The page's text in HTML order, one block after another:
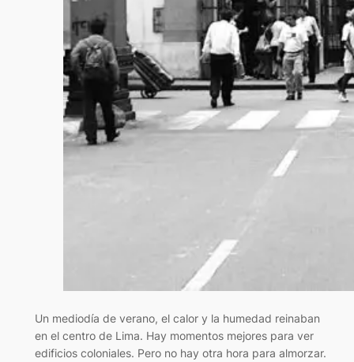
Un mediodía de verano, el calor y la humedad reinaban
en el centro de Lima. Hay momentos mejores para ver
edificios coloniales. Pero no hay otra hora para almorzar.